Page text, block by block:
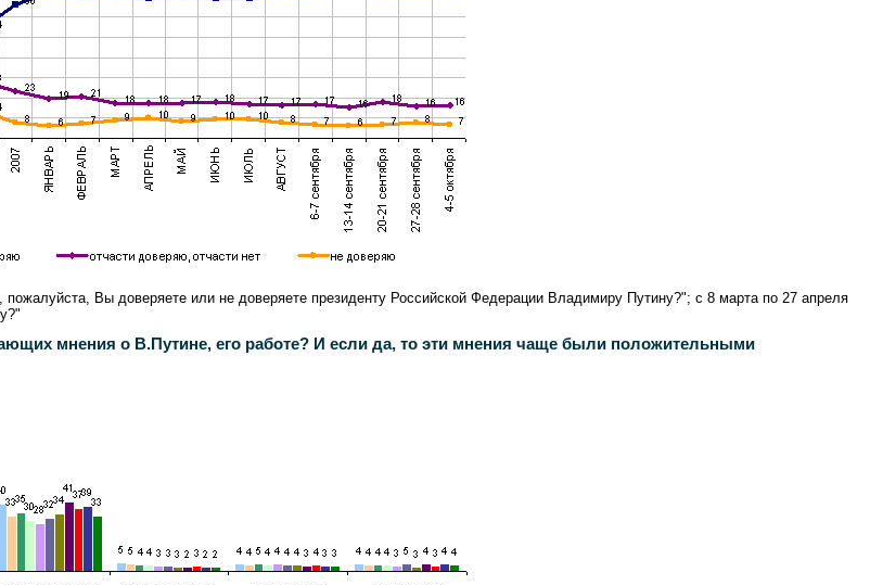
Вы доверяете или не доверяете президенту Российской Федерации Владимиру Путину?"; с 8 марта по 27 апреля
мнения о В.Путине, его работе? И если да, то эти мнения чаще были положительными